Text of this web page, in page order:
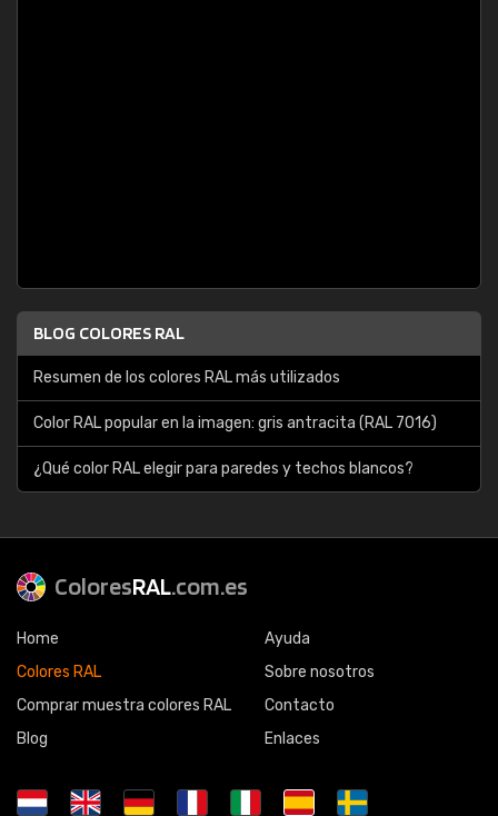
BLOG COLORES RAL
Resumen de los colores RAL más utilizados
Color RAL popular en la imagen: gris antracita (RAL 7016)
¿Qué color RAL elegir para paredes y techos blancos?
ColoresRAL.com.es
Home
Colores RAL
Comprar muestra colores RAL
Blog
Ayuda
Sobre nosotros
Contacto
Enlaces